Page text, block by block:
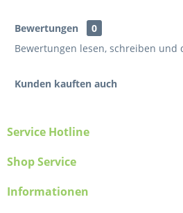
Bewertungen
0
Bewertungen lesen, schreiben und
Kunden kauften auch
Service Hotline
Shop Service
Informationen